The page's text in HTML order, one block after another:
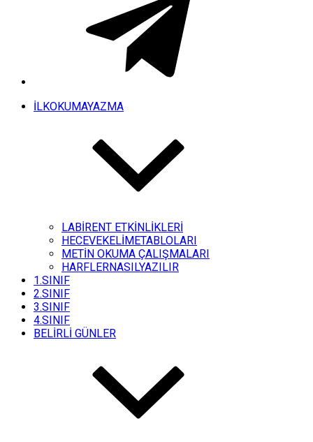
İLKOKUMAYAZMA
LABİRENT ETKİNLİKLERİ
HECEVEKELİMETABLOLARI
METİN OKUMA ÇALIŞMALARI
HARFLERNASILYAZILIR
1.SINIF
2.SINIF
3.SINIF
4.SINIF
BELİRLİ GÜNLER